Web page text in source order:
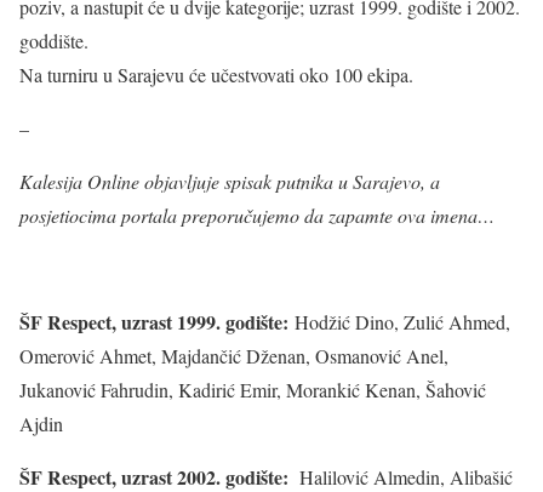
poziv, a nastupit će u dvije kategorije; uzrast 1999. godište i 2002.
goddište.
Na turniru u Sarajevu će učestvovati oko 100 ekipa.
–
Kalesija Online objavljuje spisak putnika u Sarajevo, a
posjetiocima portala preporučujemo da zapamte ova imena…
ŠF Respect, uzrast 1999. godište: Hodžić Dino, Zulić Ahmed,
Omerović Ahmet, Majdančić Dženan, Osmanović Anel,
Jukanović Fahrudin, Kadirić Emir, Morankić Kenan, Šahović
Ajdin
ŠF Respect, uzrast 2002. godište: Halilović Almedin, Alibašić